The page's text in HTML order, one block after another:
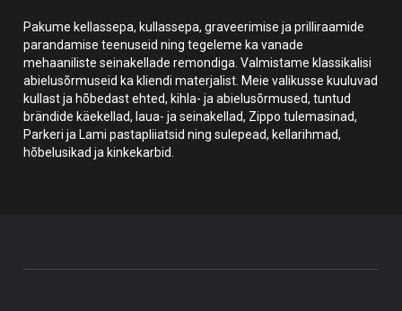
Pakume kellassepa, kullassepa, graveerimise ja prilliraamide
parandamise teenuseid ning tegeleme ka vanade
mehaaniliste seinakellade remondiga. Valmistame klassikalisi
abielusõrmuseid ka kliendi materjalist. Meie valikusse kuuluvad
kullast ja hõbedast ehted, kihla- ja abielusõrmused, tuntud
brändide käekellad, laua- ja seinakellad, Zippo tulemasinad,
Parkeri ja Lami pastapliiatsid ning sulepead, kellarihmad,
hõbelusikad ja kinkekarbid.